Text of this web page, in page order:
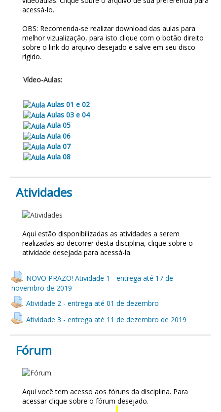
acessá-lo.
OBS: Recomenda-se realizar download das aulas para
melhor vizualização, para isto clique com o botão direito
sobre o link do arquivo desejado e salve em seu disco
rígido.
Vídeo-Aulas:
Aulas 01 e 02
Aulas 03 e 04
Aula 05
Aula 06
Aula 07
Aula 08
Atividades
Aqui estão disponibilizadas as atividades a serem
realizadas ao decorrer desta disciplina, clique sobre o
atividade desejada para acessá-la.
NOVO PRAZO! Atividade 1 - entrega até 17 de
novembro de 2019
Atividade 2 - entrega até 01 de dezembro
Atividade 3 - entrega até 11 de dezembro de 2019
Fórum
Aqui você tem acesso aos fóruns da disciplina. Para
acessar clique sobre o fórum desejado.